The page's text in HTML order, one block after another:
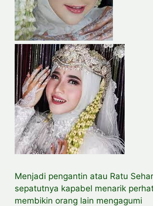
Menjadi pengantin atau Ratu
sepatutnya kapabel menarik
membikin orang lain mengagumi